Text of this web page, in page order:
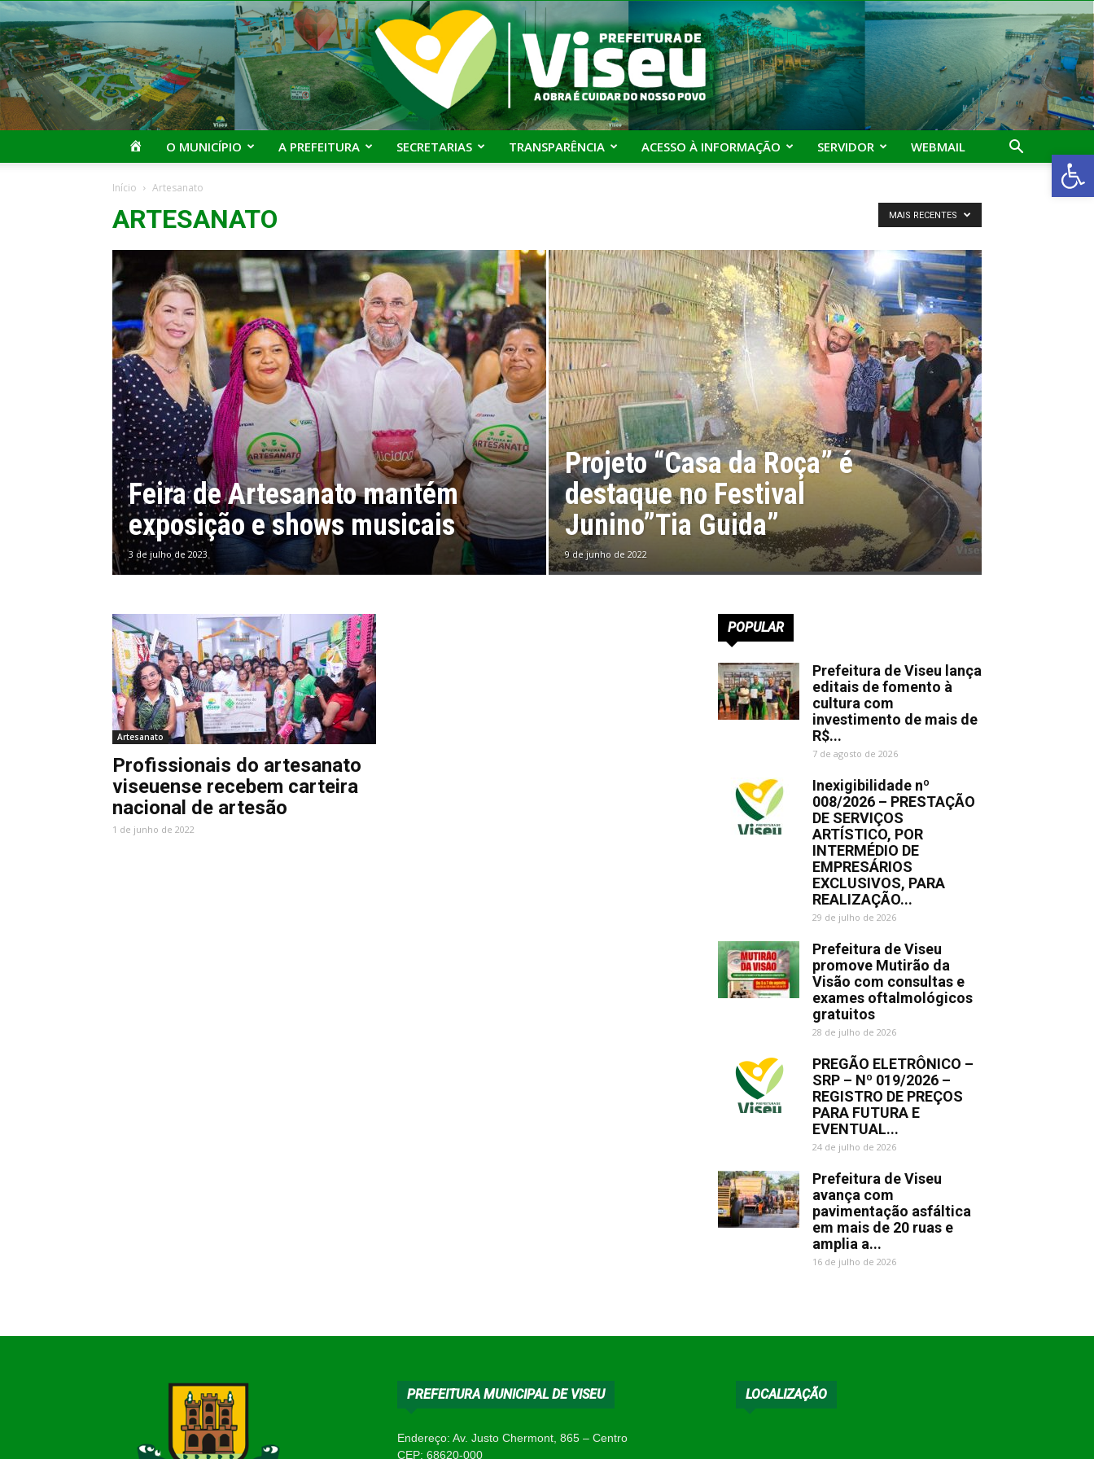
Abrir
de
Viseu
O MUNICÍPIO A PREFEITURA SECRETARIAS TRANSPARÊNCIA ACESSO À INFORMAÇÃO SERVIDOR WEBMAIL
Início Artesanato
ARTESANATO MAIS RECENTES
Feira de Artesanato mantém
exposição e shows musicais
3 de julho de 2023
Projeto “Casa da Roça” é
destaque no Festival
Junino”Tia Guida”
9 de junho de 2022
Artesanato
Profissionais do artesanato
viseuense recebem carteira
nacional de artesão
1 de junho de 2022
POPULAR
Prefeitura de Viseu lança
editais de fomento à
cultura com
investimento de mais de
R$...
7 de agosto de 2026
Inexigibilidade nº
008/2026 – PRESTAÇÃO
DE SERVIÇOS
ARTÍSTICO, POR
INTERMÉDIO DE
EMPRESÁRIOS
EXCLUSIVOS, PARA
REALIZAÇÃO...
29 de julho de 2026
Prefeitura de Viseu
promove Mutirão da
Visão com consultas e
exames oftalmológicos
gratuitos
28 de julho de 2026
PREGÃO ELETRÔNICO –
SRP – Nº 019/2026 –
REGISTRO DE PREÇOS
PARA FUTURA E
EVENTUAL...
24 de julho de 2026
Prefeitura de Viseu
avança com
pavimentação asfáltica
em mais de 20 ruas e
amplia a...
16 de julho de 2026
PREFEITURA MUNICIPAL DE VISEU
Endereço: Av. Justo Chermont, 865 – Centro
CEP: 68620-000
LOCALIZAÇÃO